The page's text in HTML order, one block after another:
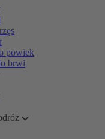
powiek
brwi